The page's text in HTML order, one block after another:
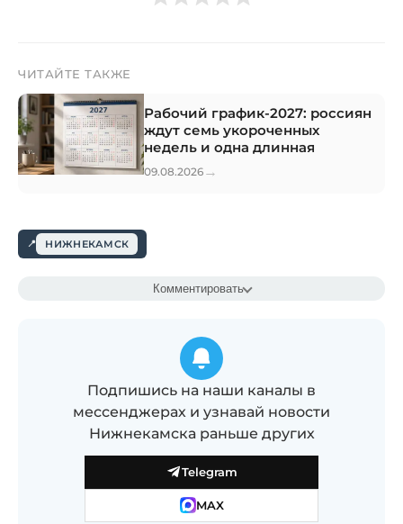
ЧИТАЙТЕ ТАКЖЕ
Рабочий график-2027: россиян
ждут семь укороченных
недель и одна длинная
09.08.2026 →
НИЖНЕКАМСК
Комментировать
Подпишись на наши каналы в
мессенджерах и узнавай новости
Нижнекамска раньше других
Telegram
MAX